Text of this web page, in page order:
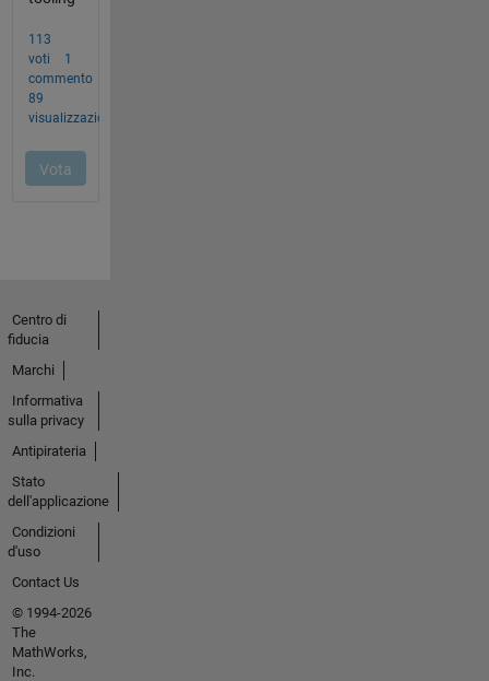
Centro di
fiducia
Marchi
Informativa
sulla privacy
Antipirateria
Stato
dell'applicazione
Condizioni
d'uso
Contact Us
© 1994-2026
The
MathWorks,
Inc.